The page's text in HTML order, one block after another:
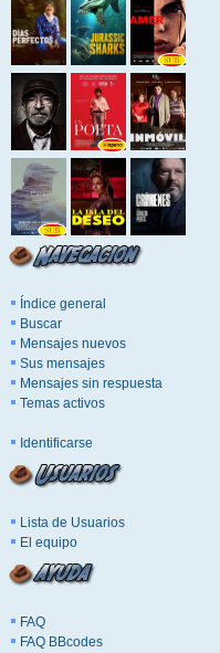
Índice general
Buscar
Mensajes nuevos
Sus mensajes
Mensajes sin respuesta
Temas activos
Identificarse
Lista de Usuarios
El equipo
FAQ
FAQ BBcodes